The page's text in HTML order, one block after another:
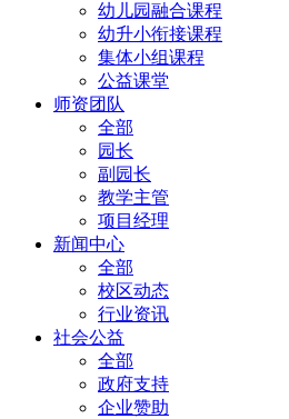
幼儿园融合课程
幼升小衔接课程
集体小组课程
公益课堂
师资团队
全部
园长
副园长
教学主管
项目经理
新闻中心
全部
校区动态
行业资讯
社会公益
全部
政府支持
企业赞助